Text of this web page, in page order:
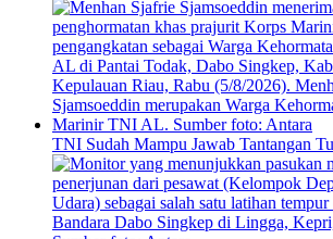
TNI Sudah Mampu Jawab Tantangan